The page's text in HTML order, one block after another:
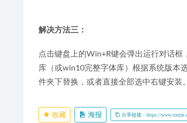
解决方法三：
点击键盘上的Win+R键会弹出运行对话
库（或win10完整字体库）根据系统版本
件夹下替换，或者直接全部选中右键安装
收藏 海报 分享链接：https://